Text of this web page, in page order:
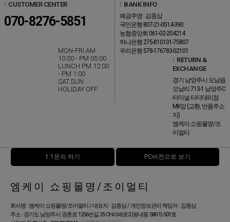
CUSTOMER CENTER
070-8276-5851
MON-FRI AM
10:00 - PM 05:00
LUNCH PM 12:00
- PM 1:00
SAT.SUN
HOLIDAY OFF
BANK INFO
예금주명 : 김종삼
국민은행 807-21-0514-390
농협중앙회 061-02-204214
하나은행 275-810101-75807
우리은행 578-176783-02101
RETURN &
EXCHANGE
경기 남양주시 오남읍
오남리 713-1 남양주C
터미널 티티대리점
MK앞 (교환, 반품주소
지)
엠케이 쇼핑몰명/조
이멀티
1:1문의 하기 PC버전으로 보기
엠케이 쇼핑몰명/조이멀티
회사명 : 엠케이 쇼핑몰명/조이멀티 / 대표자 : 김종삼 / 개인정보관리 책임자 : 김종삼
주소 : 경기도 남양주시 경춘로 1256번길 25 CH리베로2 (평내동 580-1) 501호